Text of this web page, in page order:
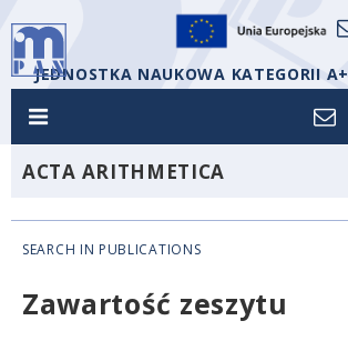
JEDNOSTKA NAUKOWA KATEGORII A+
ACTA ARITHMETICA
SEARCH IN PUBLICATIONS
Zawartość zeszytu